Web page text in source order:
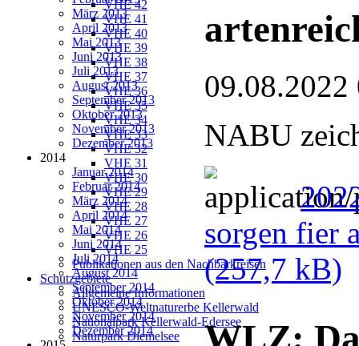
VHE 42
VHE 41
VHE 40
VHE 39
VHE 38
VHE 37
VHE 36
VHE 35
VHE 34
VHE 33
VHE 32
VHE 31
VHE 30
VHE 29
VHE 28
VHE 27
VHE 26
VHE 25
Publikationen aus den Nachbarkreisen
Schutzgebiete
Allgemeine Informationen
UNESCO-Weltnaturerbe Kellerwald
Nationalpark Kellerwald-Edersee
Naturpark Diemelsee
März 2013
April 2013
Mai 2013
Juni 2013
Juli 2013
August 2013
September 2013
Oktober 2013
November 2013
Dezember 2013
2014
Januar 2014
Februar 2014
März 2014
April 2014
Mai 2014
Juni 2014
Juli 2014
August 2014
September 2014
Oktober 2014
November 2014
Dezember 2014
09.08.2022
NABU
sorgen fier
(257,7 kB)